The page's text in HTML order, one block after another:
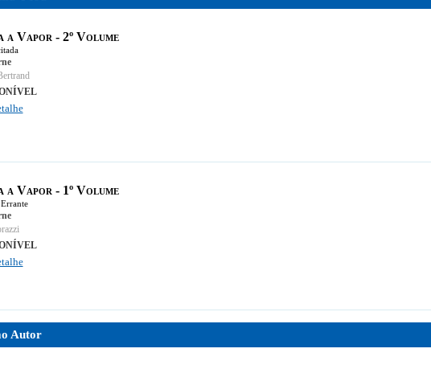
a Vapor - 2º Volume
a Vapor - 1º Volume
Autor